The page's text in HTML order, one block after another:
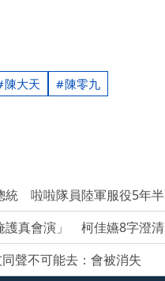
陳大天 陳零九
統 啦啦隊員陸軍服役5年半
護真會演」 柯佳嬿8字澄清
聲不可能去：會被消失